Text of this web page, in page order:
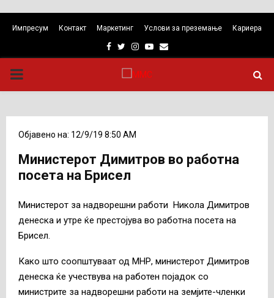
Импресум Контакт Маркетинг Услови за преземање Кариера
Facebook
TwitterInstagram
Youtube
Email
PRIMARY
Објавено на: 12/9/19 8:50 AM
Министерот Димитров во работна
посета на Брисел
Министерот за надворешни работи Никола Димитров
денеска и утре ќе престојува во работна посета на
Брисел.
Како што соопштуваат од МНР, министерот Димитров
денеска ќе учествува на работен појадок со
министрите за надворешни работи на земјите-членки